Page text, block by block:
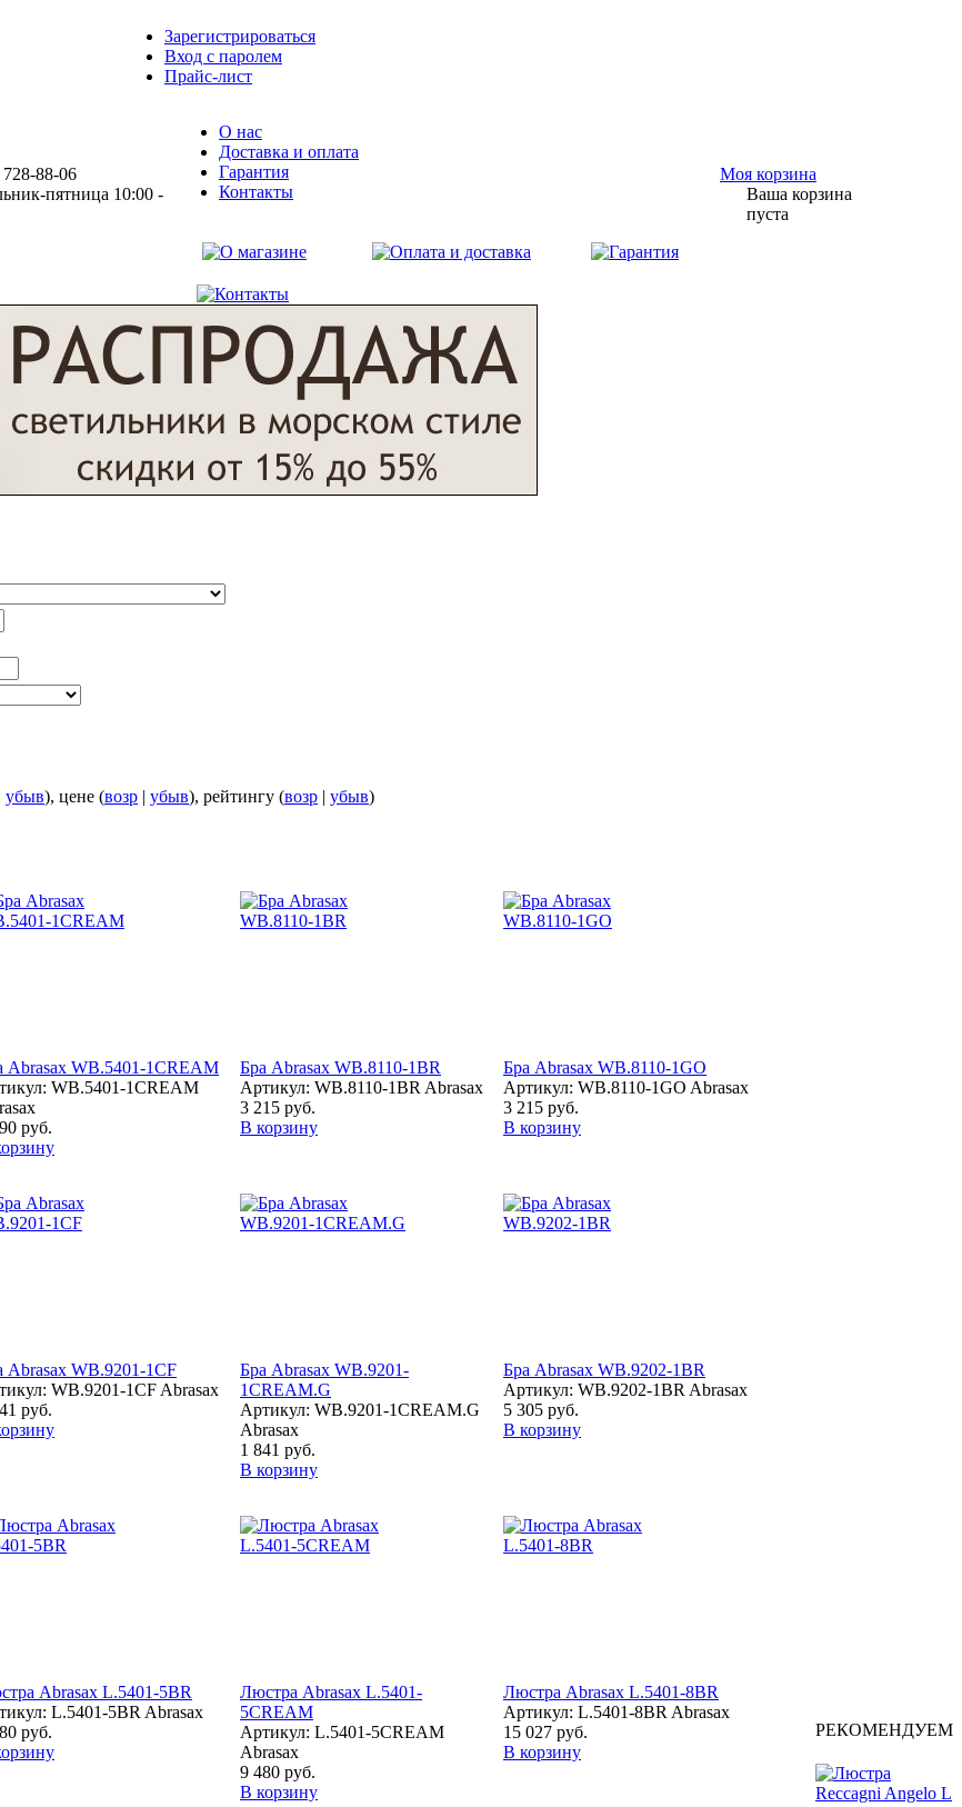
Зарегистрироваться
Вход с паролем
Прайс-лист
88-06
пятница 10:00 -
О нас
Доставка и оплата
Гарантия
Контакты
Моя корзина
Ваша корзина
пуста
убыв), цене (возр | убыв), рейтингу (возр | убыв)
Abrasax WB.5401-1CREAM
WB.5401-1CREAM
руб.
Бра Abrasax WB.8110-1BR
Артикул: WB.8110-1BR Abrasax
3 215 руб.
В корзину
Бра Abrasax WB.8110-1GO
Артикул: WB.8110-1GO Abrasax
3 215 руб.
В корзину
Abrasax WB.9201-1CF
WB.9201-1CF Abrasax
руб.
Бра Abrasax WB.9201-
1CREAM.G
Артикул: WB.9201-1CREAM.G
Abrasax
1 841 руб.
В корзину
Бра Abrasax WB.9202-1BR
Артикул: WB.9202-1BR Abrasax
5 305 руб.
В корзину
Abrasax L.5401-5BR
L.5401-5BR Abrasax
руб.
Люстра Abrasax L.5401-
5CREAM
Артикул: L.5401-5CREAM
Abrasax
9 480 руб.
В корзину
Люстра Abrasax L.5401-8BR
Артикул: L.5401-8BR Abrasax
15 027 руб.
В корзину
РЕКОМЕНДУЕМ